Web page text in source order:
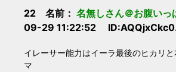
22 名前： 名無しさん＠お腹いっ
09-29 11:22:52
イレーサー能力はイーラ最後のヒカリ
マ